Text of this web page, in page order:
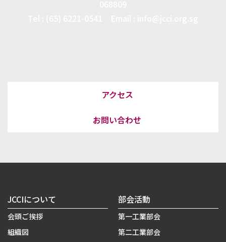
アクセス
お問い合わせ
JCCIについて
会頭ご挨拶
組織図
部会活動
第一工業部会
第二工業部会